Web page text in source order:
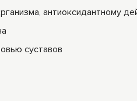
антиоксидантному
суставов